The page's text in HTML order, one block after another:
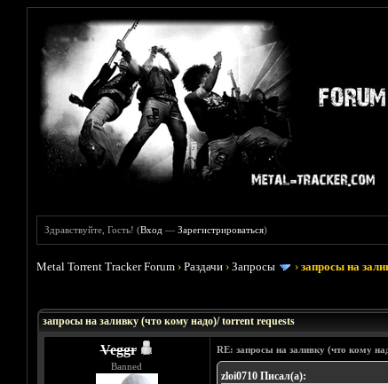
Здравствуйте, Гость! (Вход —Зарегистрироваться)
Metal Torrent Tracker Forum ›Раздачи ›Запросы ›запросы на
запросы на заливку (что кому надо)/ torrent requests
Veggr
Banned
RE: запросы на заливку (что кому
zloi0710 Писал(а):